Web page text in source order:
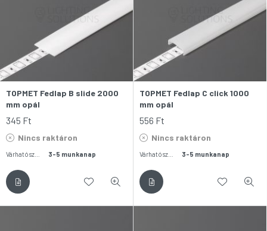
TOPMET Fedlap B slide 2000
mm opál
345 Ft
Nincs raktáron
3-5 munkanap
TOPMET Fedlap C click 1000
mm opál
556 Ft
Nincs raktáron
3-5 munkanap